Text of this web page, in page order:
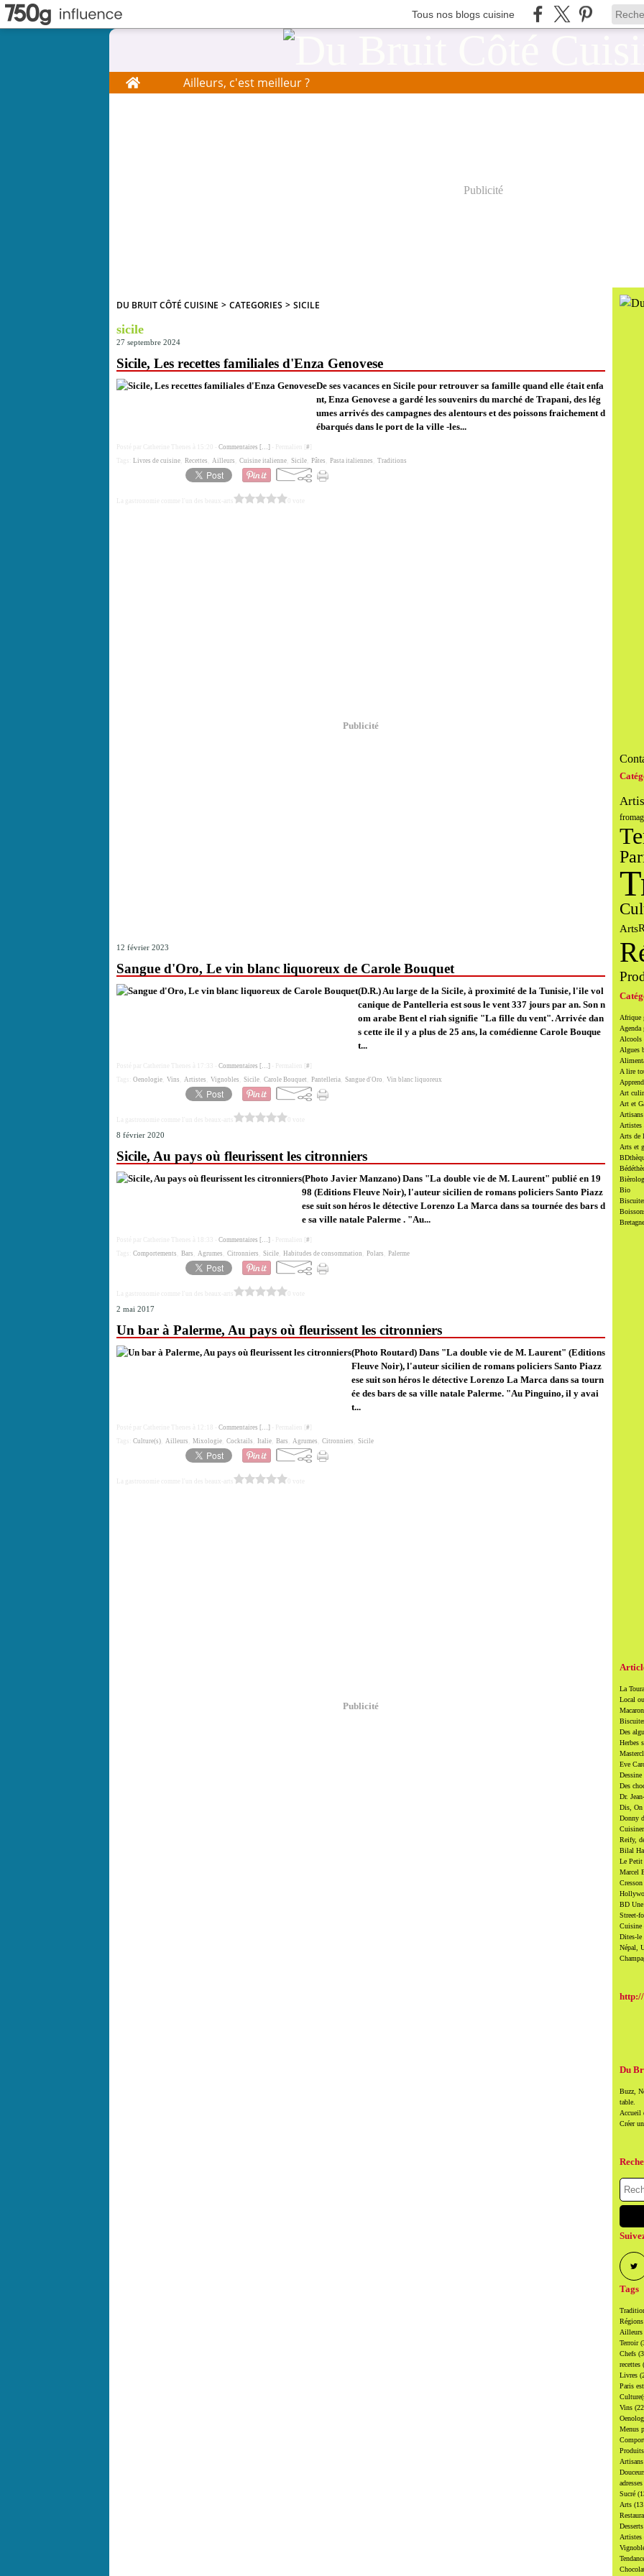
Tous nos blogs cuisine
Home Ailleurs, c'est meilleur ?
Publicité
DU BRUIT CÔTÉ CUISINE > CATEGORIES > SICILE
sicile
27 septembre 2024
Sicile, Les recettes familiales d'Enza Genovese
De ses vacances en Sicile pour retrouver sa famille quand elle était enfa
nt, Enza Genovese a gardé les souvenirs du marché de Trapani, des lég
umes arrivés des campagnes des alentours et des poissons fraichement d
ébarqués dans le port de la ville -les...
Posté par Catherine Thenes à 15:20 - Commentaires […] - Permalien [ #
Livres de cuisine Recettes Ailleurs Cuisine italienne Sicile Pâtes Pasta italiennes Traditions
La gastronomie comme l'un des beaux-arts
Publicité
12 février 2023
Sangue d'Oro, Le vin blanc liquoreux de Carole Bouquet
(D.R.) Au large de la Sicile, à proximité de la Tunisie, l'ile vol
canique de Pantelleria est sous le vent 337 jours par an. Son n
om arabe Bent el riah signifie "La fille du vent". Arrivée dan
s cette ile il y a plus de 25 ans, la comédienne Carole Bouque
t...
Posté par Catherine Thenes à 17:33 - Commentaires […] - Permalien [ #
Oenologie Vins Artistes Vignobles Sicile Carole Bouquet Pantelleria Sangue d'Oro Vin blanc liquoreux
La gastronomie comme l'un des beaux-arts
8 février 2020
Sicile, Au pays où fleurissent les citronniers
(Photo Javier Manzano) Dans "La double vie de M. Laurent" publié en 19
98 (Editions Fleuve Noir), l'auteur sicilien de romans policiers Santo Piazz
ese suit son héros le détective Lorenzo La Marca dans sa tournée des bars d
e sa ville natale Palerme . "Au...
Posté par Catherine Thenes à 18:33 - Commentaires […] - Permalien [ #
Comportements Bars Agrumes Citronniers Sicile Habitudes de consommation Polars Palerme
La gastronomie comme l'un des beaux-arts
2 mai 2017
Un bar à Palerme, Au pays où fleurissent les citronniers
(Photo Routard) Dans "La double vie de M. Laurent" (Editions
Fleuve Noir), l'auteur sicilien de romans policiers Santo Piazz
ese suit son héros le détective Lorenzo La Marca dans sa tourn
ée des bars de sa ville natale Palerme. "Au Pinguino, il y avai
t...
Posté par Catherine Thenes à 12:18 - Commentaires […] - Permalien [ #
Culture(s) Ailleurs Mixologie Cocktails Italie Bars Agrumes Citronniers Sicile
La gastronomie comme l'un des beaux-arts
Publicité
Arts
Afrique
Agenda
Alcools
Algues
A lire
Art
Art et
Artistes
Arts de
Arts et
Bio
La
Local
Des
Herbes
Eve
Des
Dr.
Dis, On
Donny
Reify,
Bilal
Le Petit
Marcel
BD Une
Street-
Cuisine
Dites-le
Népal,
Du
Buzz,
table.
Accueil
Créer
Tags
Régions
Ailleurs
Terroir
Chefs
recettes
Livres
Paris
Vins
Menus
Produits
Artisans
adresses
Sucré
Arts
Desserts
Artistes